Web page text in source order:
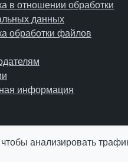
в отношении обработки
данных
обработки файлов
информация
© АУ
анализировать